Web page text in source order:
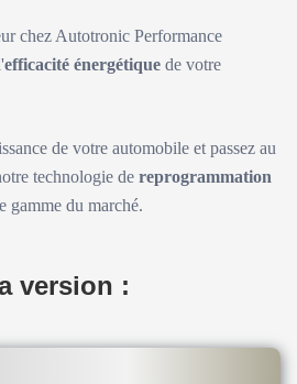
chez Autotronic Performance
efficacité énergétique de votre
de votre automobile et passez au
technologie de reprogrammation
gamme du marché.
version :